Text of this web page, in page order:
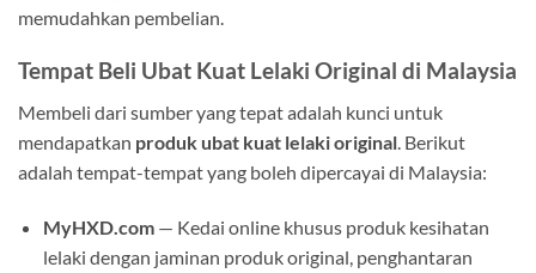
memudahkan pembelian.
Tempat Beli Ubat Kuat Lelaki Original di Malaysia
Membeli dari sumber yang tepat adalah kunci untuk
mendapatkan produk ubat kuat lelaki original. Berikut
adalah tempat-tempat yang boleh dipercayai di Malaysia:
MyHXD.com— Kedai online khusus produk kesihatan
lelaki dengan jaminan produk original, penghantaran